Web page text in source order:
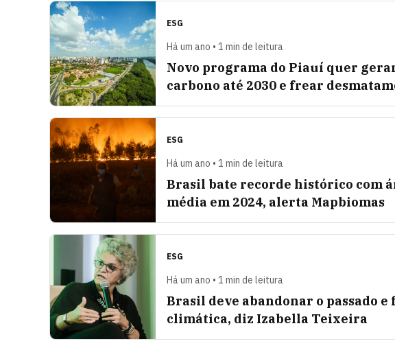
ESG
Há um ano • 1 min de leitura
Novo programa do Piauí quer
carbono até 2030 e frear
ESG
Há um ano • 1 min de leitura
Brasil bate recorde histórico com
média em 2024, alerta Mapbiomas
ESG
Há um ano • 1 min de leitura
Brasil deve abandonar o passado
climática, diz Izabella Teixeira